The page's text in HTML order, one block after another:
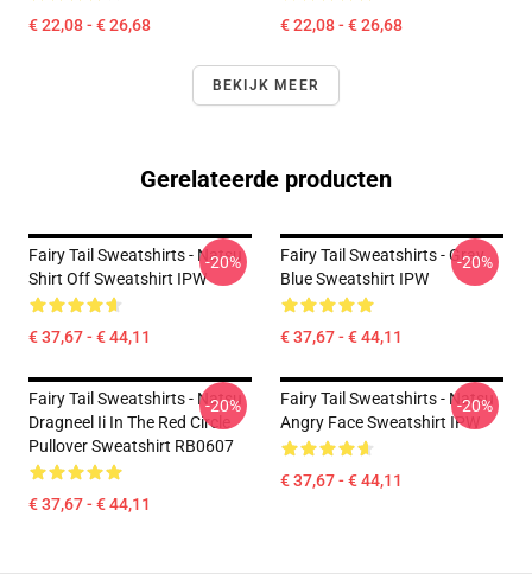
€ 22,08 - € 26,68 € 22,08 - € 26,68
BEKIJK MEER
Gerelateerde producten
Fairy Tail Sweatshirts - Natsu
Shirt Off Sweatshirt IPW
€ 37,67 - € 44,11
-20%
Fairy Tail Sweatshirts - Gray
Blue Sweatshirt IPW
€ 37,67 - € 44,11
-20%
Fairy Tail Sweatshirts - Natsu
Dragneel Ii In The Red Circle
Pullover Sweatshirt RB0607
€ 37,67 - € 44,11
-20%
Fairy Tail Sweatshirts - Natsu
Angry Face Sweatshirt IPW
€ 37,67 - € 44,11
-20%